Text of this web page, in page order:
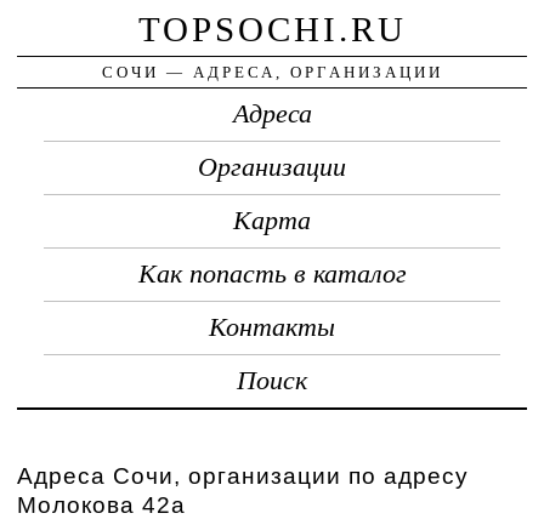
TOPSOCHI.RU
СОЧИ — АДРЕСА, ОРГАНИЗАЦИИ
Адреса
Организации
Карта
Как попасть в каталог
Контакты
Поиск
Адреса Сочи, организации по адресу
Молокова 42а